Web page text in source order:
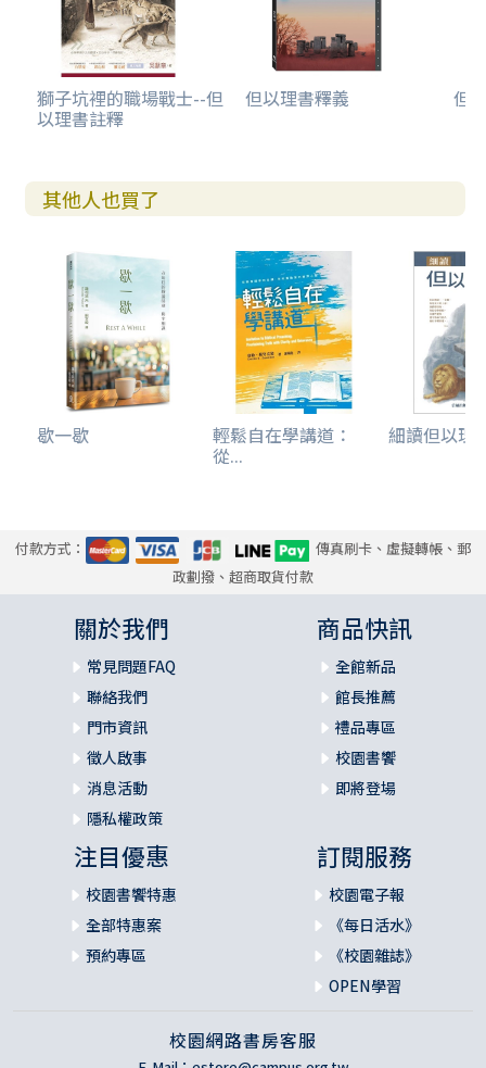
獅子坑裡的職場戰士--但
以理書註釋
但以理書釋義 但
其他人也買了
歇一歇 輕鬆自在學講道：
從...
細讀但以理
付款方式：
傳真刷卡、虛擬轉帳、郵
政劃撥、超商取貨付款
關於我們
常見問題FAQ
聯絡我們
門市資訊
徵人啟事
消息活動
隱私權政策
商品快訊
全館新品
館長推薦
禮品專區
校園書饗
即將登場
注目優惠
校園書饗特惠
全部特惠案
預約專區
訂閱服務
校園電子報
《每日活水》
《校園雜誌》
OPEN學習
校園網路書房客服